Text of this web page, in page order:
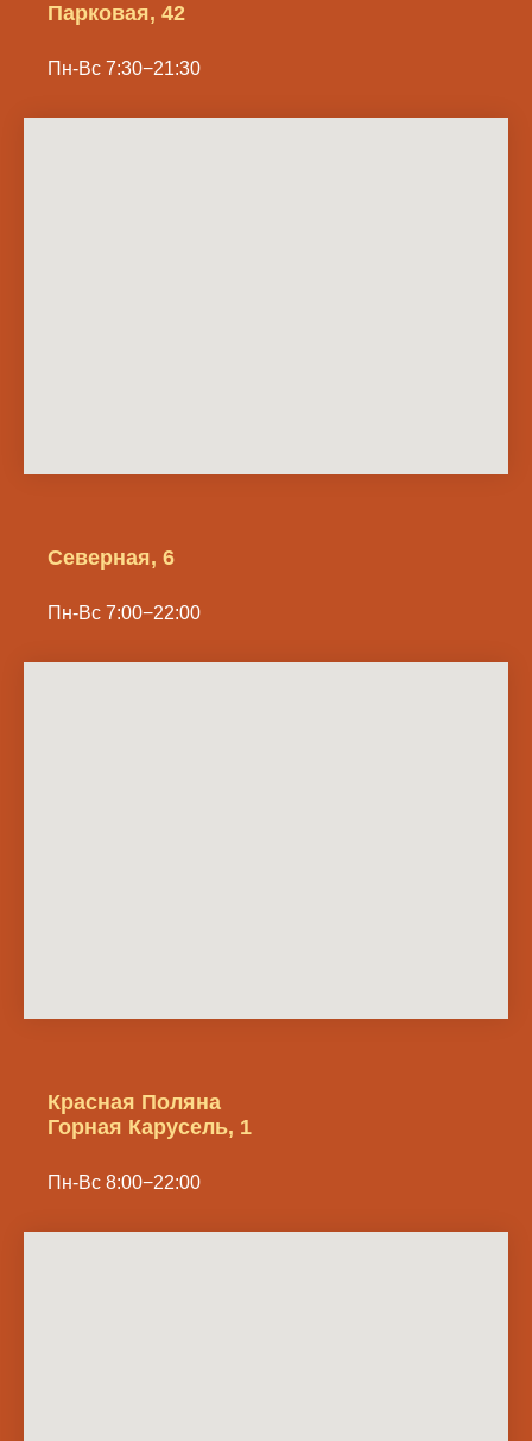
Парковая, 42
Пн-Вс 7:30−21:30
Северная, 6
Пн-Вс 7:00−22:00
Красная Поляна
Горная Карусель, 1
Пн-Вс 8:00−22:00